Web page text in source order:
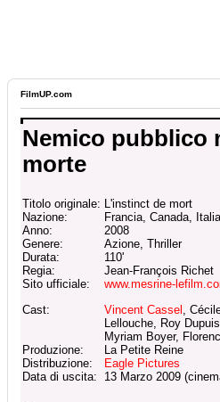
FilmUP.com
Nemico pubblico
morte
Titolo originale: L'instinct de mort
Nazione:
Francia, Canada, Italia
Anno:
2008
Genere:
Azione, Thriller
Durata:
110'
Regia:
Jean-François Richet
Sito ufficiale:
www.mesrine-
Cast:
Vincent Cassel ,
Lellouche, Roy
Myriam Boyer,
Produzione:
La Petite Reine
Distribuzione:
Eagle Pictures
Data di uscita:
13 Marzo 2009